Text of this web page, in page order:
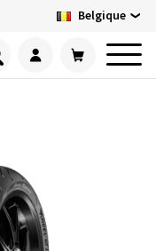
Belgique